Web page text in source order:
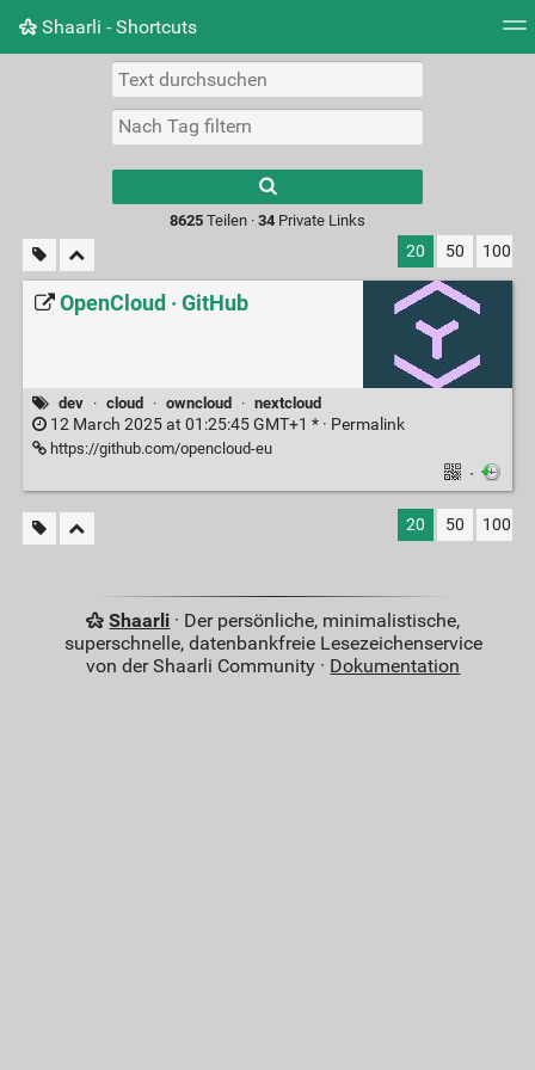
Shaarli - Shortcuts
Bildwand
results.
8625Teilen · 34Private Links
20 50 100
OpenCloud · GitHub
dev · cloud · owncloud · nextcloud
12 March 2025 at 01:25:45 GMT+1 * · Permalink
https://github.com/opencloud-eu
·
20 50 100
Shaarli · Der persönliche, minimalistische,
superschnelle, datenbankfreie Lesezeichenservice
von der Shaarli Community · Dokumentation